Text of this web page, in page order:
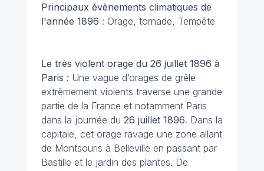
Principaux évènements climatiques de
l'année 1896 : Orage, tornade, Tempête
Le très violent orage du 26 juillet 1896 à
Paris : Une vague d’orages de grêle
extrêmement violents traverse une grande
partie de la France et notamment Paris
dans la journée du 26 juillet 1896. Dans la
capitale, cet orage ravage une zone allant
de Montsouris à Belleville en passant par
Bastille et le jardin des plantes. De